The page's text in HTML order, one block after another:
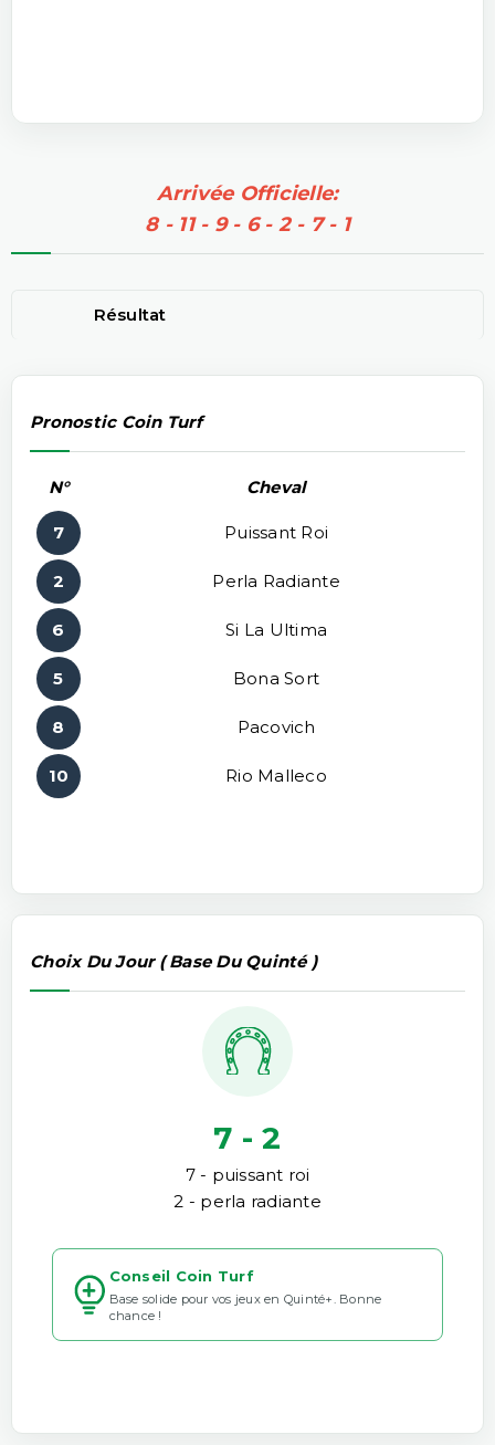
Arrivée Officielle:
8 - 11 - 9 - 6 - 2 - 7 - 1
Résultat
Pronostic Coin Turf
N° Cheval
7 Puissant Roi
2 Perla Radiante
6 Si La Ultima
5 Bona Sort
8 Pacovich
10 Rio Malleco
Choix Du Jour ( Base Du Quinté )
7 - 2
7 - puissant roi
2 - perla radiante
Conseil Coin Turf
Base solide pour vos jeux en Quinté+. Bonne
chance !